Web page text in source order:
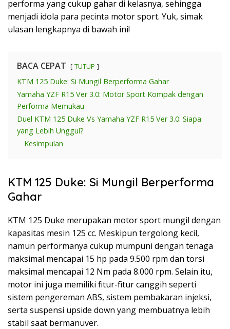
performa yang cukup gahar di kelasnya, sehingga
menjadi idola para pecinta motor sport. Yuk, simak
ulasan lengkapnya di bawah ini!
BACA CEPAT TUTUP
KTM 125 Duke: Si Mungil Berperforma Gahar
Yamaha YZF R15 Ver 3.0: Motor Sport Kompak dengan
Performa Memukau
Duel KTM 125 Duke Vs Yamaha YZF R15 Ver 3.0: Siapa
yang Lebih Unggul?
Kesimpulan
KTM 125 Duke: Si Mungil Berperforma
Gahar
KTM 125 Duke merupakan motor sport mungil dengan
kapasitas mesin 125 cc. Meskipun tergolong kecil,
namun performanya cukup mumpuni dengan tenaga
maksimal mencapai 15 hp pada 9.500 rpm dan torsi
maksimal mencapai 12 Nm pada 8.000 rpm. Selain itu,
motor ini juga memiliki fitur-fitur canggih seperti
sistem pengereman ABS, sistem pembakaran injeksi,
serta suspensi upside down yang membuatnya lebih
stabil saat bermanuver.